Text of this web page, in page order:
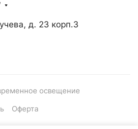
д. 23 корп.3
освещение
Оферта